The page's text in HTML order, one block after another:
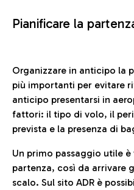
Pianificare la
Organizzare in anticipo la
più importanti per evitare
anticipo presentarsi in
fattori: il tipo di volo, il
prevista e la presenza di
Un primo passaggio utile
partenza, così da arrivare
scalo. Sul sito ADR è